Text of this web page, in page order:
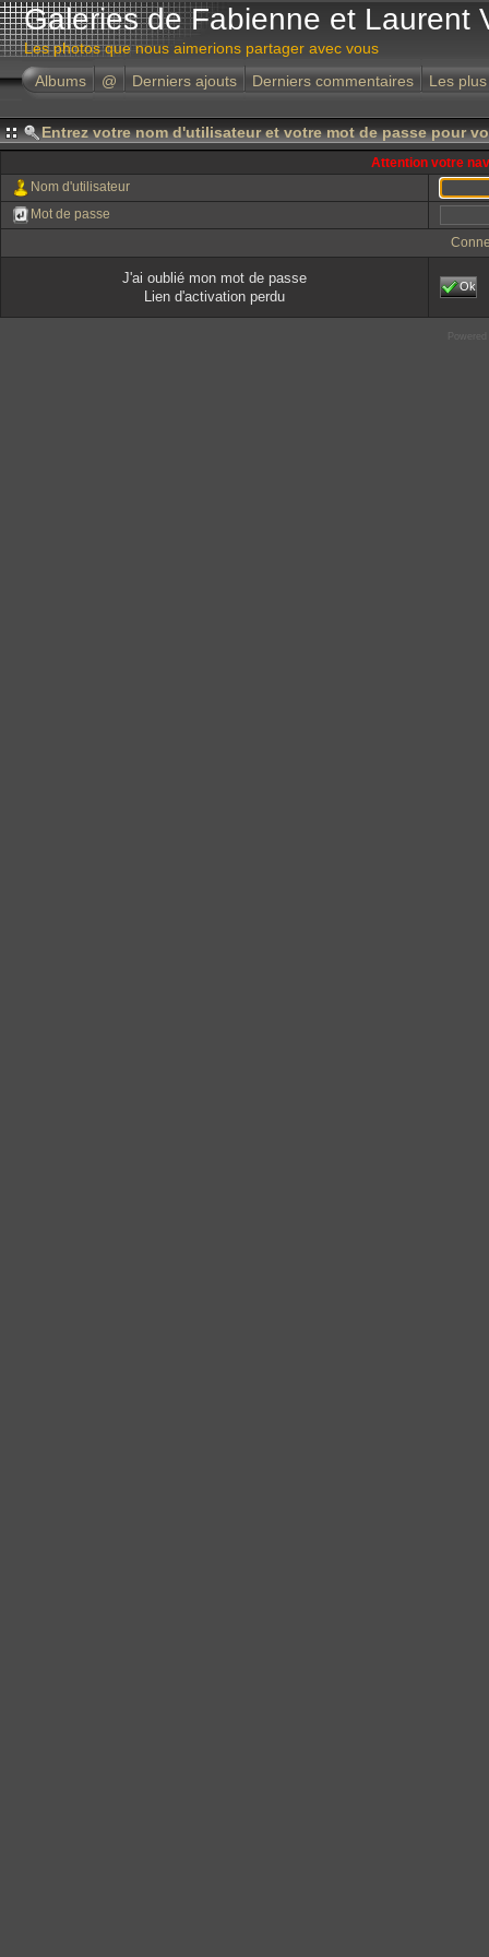
Galeries de Fabienne et Laurent
Les photos que nous aimerions partager avec vous
Albums
@ Derniers ajouts Derniers commentaires Les
Entrez votre nom d'utilisateur et votre mot de passe pour
Attention votre
Nom d'utilisateur
Mot de passe
J'ai oublié mon mot de passe
Lien d'activation perdu
Ok